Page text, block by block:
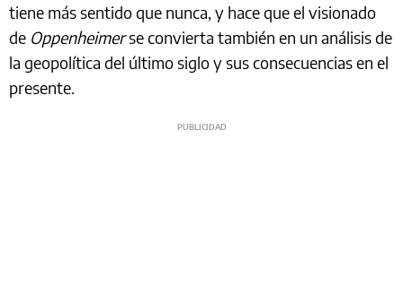
tiene más sentido que nunca, y hace que el visionado
de Oppenheimerse convierta también en un análisis de
la geopolítica del último siglo y sus consecuencias en el
presente.